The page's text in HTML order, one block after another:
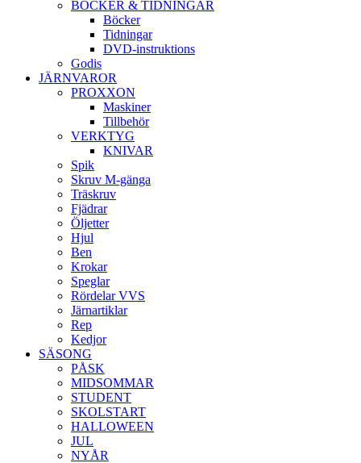
BÖCKER & TIDNINGAR
Böcker
Tidningar
DVD-instruktions
Godis
JÄRNVAROR
PROXXON
Maskiner
Tillbehör
VERKTYG
KNIVAR
Spik
Skruv M-gänga
Träskruv
Fjädrar
Öljetter
Hjul
Ben
Krokar
Speglar
Rördelar VVS
Järnartiklar
Rep
Kedjor
SÄSONG
PÅSK
MIDSOMMAR
STUDENT
SKOLSTART
HALLOWEEN
JUL
NYÅR